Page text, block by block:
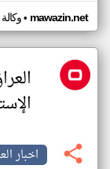
• mawazin.net
اخبار